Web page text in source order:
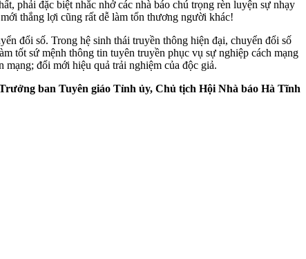
phải đặc biệt nhắc nhở các nhà báo chú trọng rèn luyện sự nhạy
thắng lợi cũng rất dễ làm tổn thương người khác!
đổi số. Trong hệ sinh thái truyền thông hiện đại, chuyển đổi số
tốt sứ mệnh thông tin tuyên truyền phục vụ sự nghiệp cách mạng
đổi mới hiệu quả trải nghiệm của độc giả.
ban Tuyên giáo Tỉnh ủy, Chủ tịch Hội Nhà báo Hà Tĩnh